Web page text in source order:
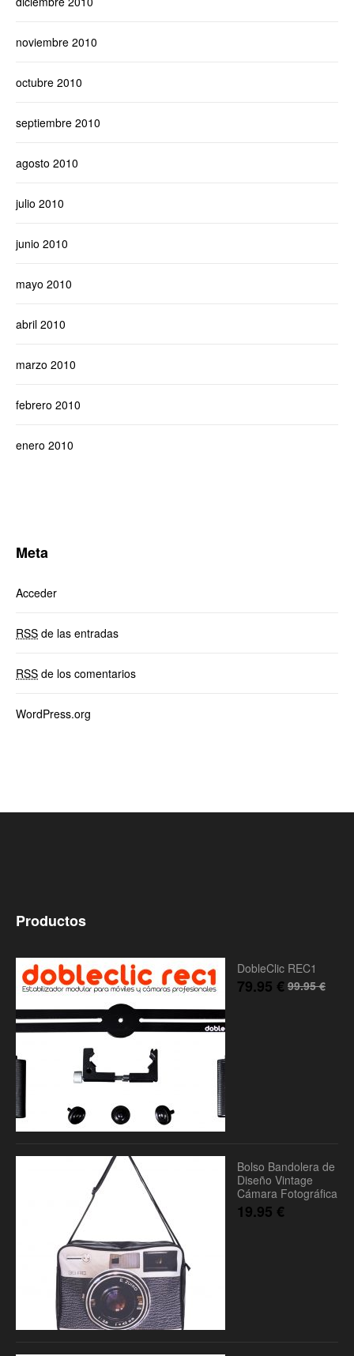
noviembre 2010
octubre 2010
septiembre 2010
agosto 2010
julio 2010
junio 2010
mayo 2010
abril 2010
marzo 2010
febrero 2010
enero 2010
Meta
Acceder
RSS de las entradas
RSS de los comentarios
WordPress.org
Productos
DobleClic REC1
99.95€
79.95 €
Bolso Bandolera de
Diseño Vintage
Cámara Fotográfica
19.95 €